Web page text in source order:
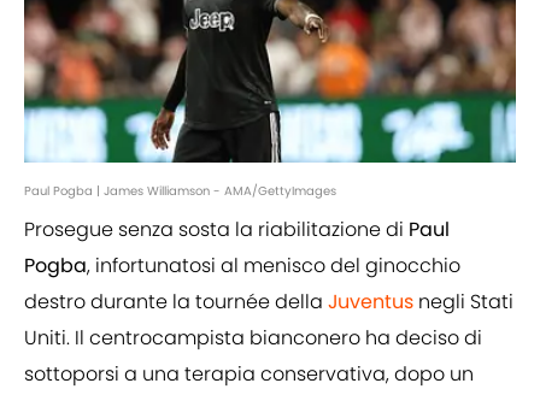
Paul Pogba | James Williamson - AMA/GettyImages
Prosegue senza sosta la riabilitazione di Paul
Pogba, infortunatosi al menisco del ginocchio
destro durante la tournée della Juventus negli Stati
Uniti. Il centrocampista bianconero ha deciso di
sottoporsi a una terapia conservativa, dopo un